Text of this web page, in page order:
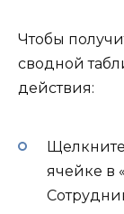
Чтобы
сводной
действия:
ячейке в